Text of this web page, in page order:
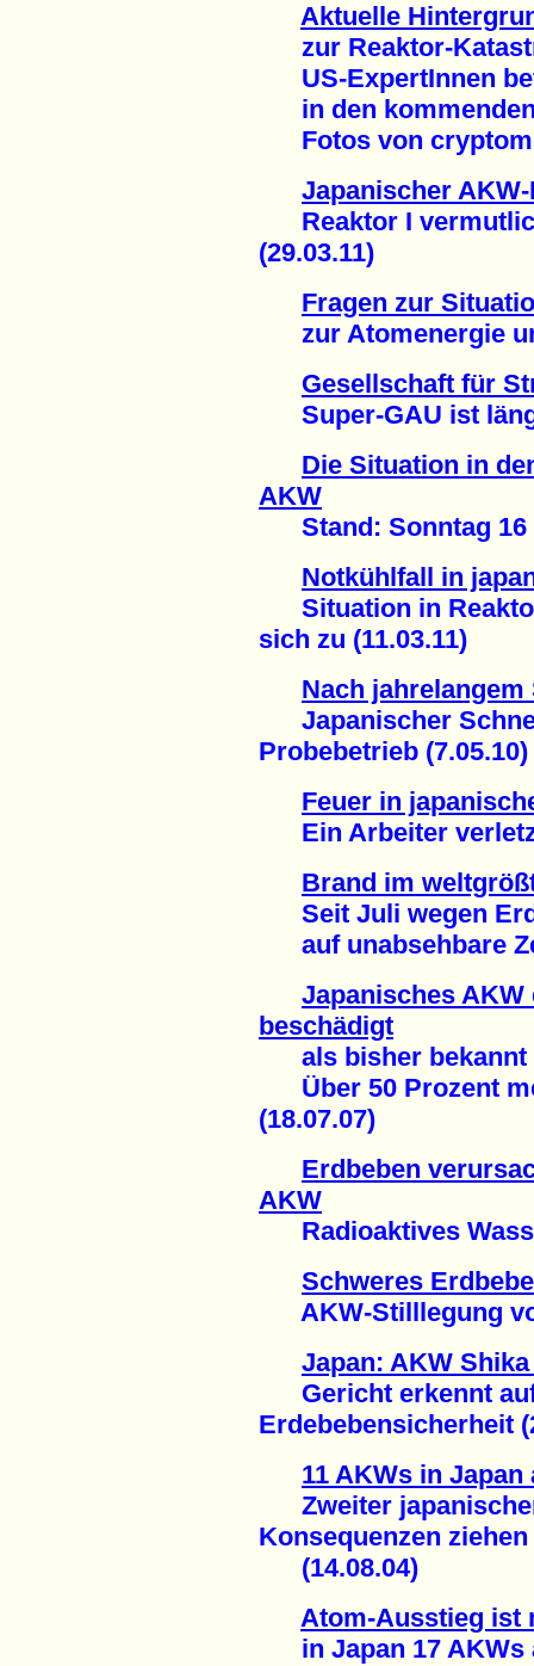
Aktuelle
zur Reaktor-
US-ExpertInnen
in den kommenden
Fotos von
Japanischer
Reaktor I
(29.03.11)
Fragen zur
zur Atomenergie
Gesellschaft für
Super-GAU ist
Die Situation in
AKW
Stand: Sonntag 16
Notkühlfall in
Situation in
sich zu (11.03.11)
Nach
Japanischer
Probebetrieb (7.05.10)
Feuer in
Ein Arbeiter
Brand im
Seit Juli wegen
auf unabsehbare
Japanisches
beschädigt
als bisher bekannt
Über 50 Prozent
(18.07.07)
Erdbeben
AKW
Radioaktives
Schweres
AKW-Stilllegung
Japan: AKW
Gericht erkennt
Erdebebensicherheit
11 AKWs in
Zweiter
Konsequenzen ziehen
(14.08.04)
Atom-Ausstieg ist
in Japan 17 AKWs